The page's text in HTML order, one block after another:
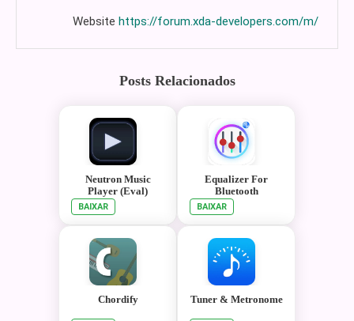
Website https://forum.xda-developers.com/m/
Posts Relacionados
Neutron Music
Player (Eval)
BAIXAR
Equalizer For
Bluetooth
BAIXAR
Chordify Tuner & Metronome